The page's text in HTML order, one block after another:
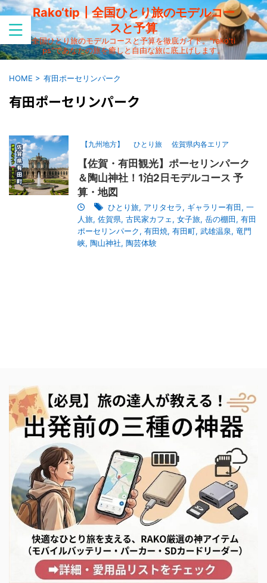
Rako‘tip┃全国ひとり旅のモデルコー
スと予算
全国ひとり旅のモデルコースと予算を徹底ガイド。"rako'ti
ps"であなたの旅を癒しと自由な旅に底上げします。
HOME > 有田ポーセリンパーク
有田ポーセリンパーク
【九州地方】 ひとり旅 佐賀県内各エリア
【佐賀・有田観光】ポーセリンパーク
＆陶山神社！1泊2日モデルコース 予
算・地図
ひとり旅, アリタセラ, ギャラリー有田, 一
人旅, 佐賀県, 古民家カフェ, 女子旅, 岳の棚田, 有田
ポーセリンパーク, 有田焼, 有田町, 武雄温泉, 竜門
峡, 陶山神社, 陶芸体験